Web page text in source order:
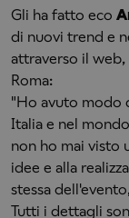
Gli ha fatto eco
di nuovi trend e
attraverso il web,
Roma:
"Ho avuto modo
Italia e nel
non ho mai visto
idee e alla
stessa
Tutti i dettagli